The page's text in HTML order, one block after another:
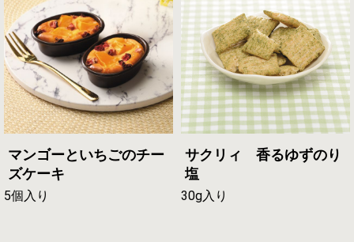
マンゴーといちごのチー
ズケーキ
5個入り
サクリィ 香るゆずのり
塩
30g入り